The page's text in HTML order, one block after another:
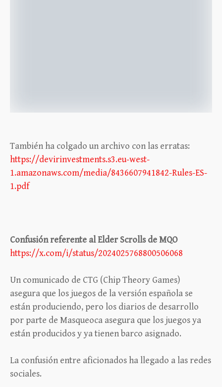
También ha colgado un archivo con las erratas:
https://devirinvestments.s3.eu-west-
1.amazonaws.com/media/8436607941842-Rules-ES-
1.pdf
Confusión referente al Elder Scrolls de MQO
https://x.com/i/status/2024025768800506068
Un comunicado de CTG (Chip Theory Games)
asegura que los juegos de la versión española se
están produciendo, pero los diarios de desarrollo
por parte de Masqueoca asegura que los juegos ya
están producidos y ya tienen barco asignado.
La confusión entre aficionados ha llegado a las redes
sociales.